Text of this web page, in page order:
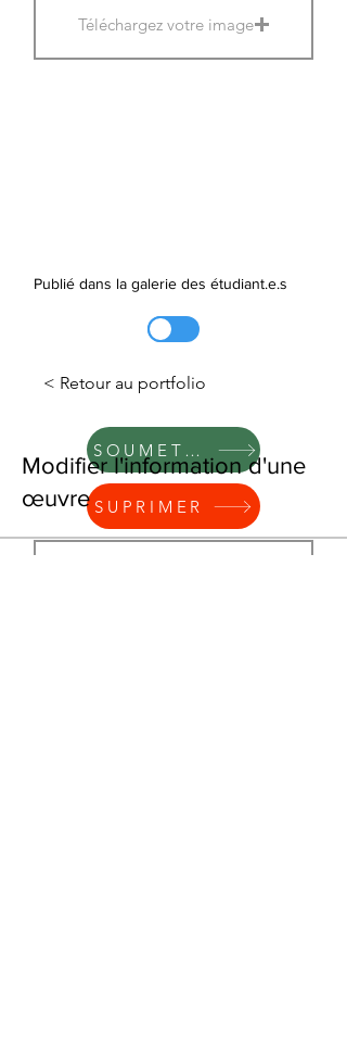
Téléchargez votre image
Publié dans la galerie des étudiant.e.s
SOUMETTRE
SUPRIMER
< Retour au portfolio
Modifier l'information d'une
œuvre